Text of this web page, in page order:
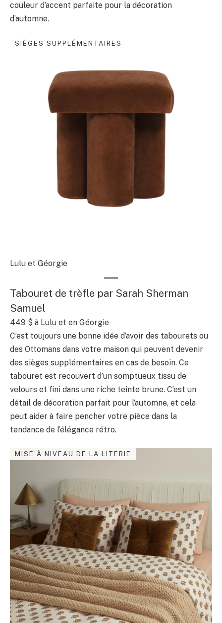
couleur d’accent parfaite pour la décoration
d’automne.
SIÈGES SUPPLÉMENTAIRES
Lulu et Géorgie
Tabouret de trèfle par Sarah Sherman
Samuel
449 $ à Lulu et en Géorgie
C’est toujours une bonne idée d’avoir des tabourets ou
des Ottomans dans votre maison qui peuvent devenir
des sièges supplémentaires en cas de besoin. Ce
tabouret est recouvert d’un somptueux tissu de
velours et fini dans une riche teinte brune. C’est un
détail de décoration parfait pour l’automne, et cela
peut aider à faire pencher votre pièce dans la
tendance de l’élégance rétro.
MISE À NIVEAU DE LA LITERIE